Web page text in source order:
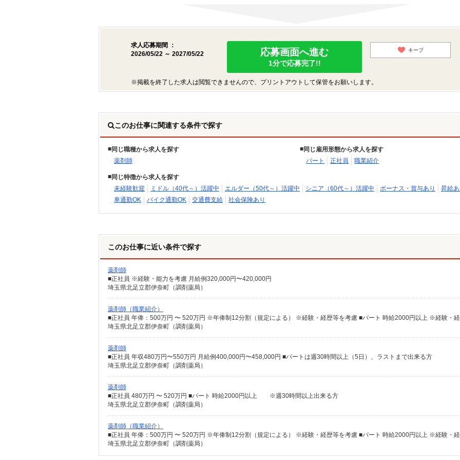
求人応募期間 ：
2026/05/22 ～ 2027/05/22
応募画面へ進む
1分で応募完了!!
キープ
※掲載を終了した求人は閲覧できませんので、プリントアウトして保管をお願いします。
このお仕事に関連する条件で探す
同じ職種から求人を探す
薬剤師
同じ雇用形態から求人を探す
パート
正社員 職業紹介
同じ特徴から求人を探す
未経験歓迎
ミドル（40代～）活躍中 エルダー（50代～）活躍中 シニア（60代～）活躍中 ボーナス・賞与あり
昇給
車通勤OK
バイク通勤OK 交通費支給 社会保険あり
このお仕事に近い条件で探す
薬剤師
■正社員 ※経験・能力を考慮 月給例320,000円〜420,000円
埼玉県北足立郡伊奈町（調剤薬局）
薬剤師（職業紹介）
埼玉県北足立郡伊奈町（調剤薬局）
薬剤師
■正社員 年収480万円〜550万円 月給例400,000円〜458,000円 ■パートは週30時間以上（5日）、ラストまで出来る方
埼玉県北足立郡伊奈町（調剤薬局）
薬剤師
■正社員 480万円 〜 520万円 ■パート 時給2000円以上 ※週30時間以上出来る方
埼玉県北足立郡伊奈町（調剤薬局）
薬剤師（職業紹介）
埼玉県北足立郡伊奈町（調剤薬局）